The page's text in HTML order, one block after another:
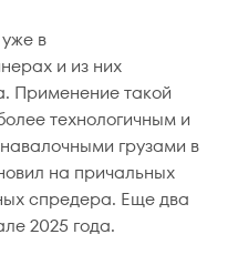
в
и из них
Применение такой
технологичным и
грузами в
на причальных
спредера. Еще два
2025 года.